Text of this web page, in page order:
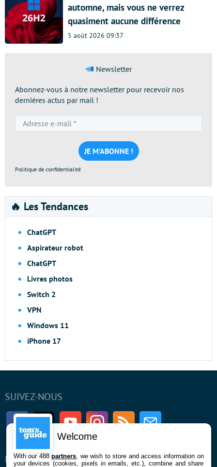
automne, mais vous ne verrez
quasiment aucune différence
5 août 2026 09:37
Newsletter
Abonnez-vous à notre newsletter pour recevoir nos
dernières actus par mail !
e-
mail
*
Politique de confidentialité
🔥 Les Tendances
ChatGPT
Aspirateur robot
ChatGPT
Livres photos
Switch 2
VPN
Windows 11
iPhone 17
SUIVEZ-NOUS
FacebookTwitter Youtube InstagramRSS Newsletter
ENTREPRISE À PROPOS
Welcome
With our 488partners , we wish to store and access information on
your devices (cookies, pixels in emails, etc.), combine and share